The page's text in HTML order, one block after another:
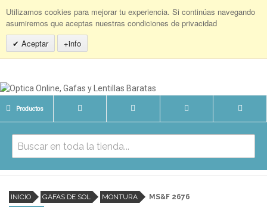
Utilizamos cookies para mejorar tu experiencia. Si continúas navegando
asumiremos que aceptas nuestras condiciones de privacidad
Aceptar
+info
Productos
INICIO GAFAS DE SOL MONTURA MS&F 2676